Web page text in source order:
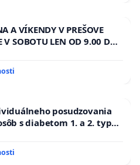
A VÍKENDY V PREŠOVE
V SOBOTU LEN OD 9.00 DO
TÝŽDEŇ CIEĽ 8.00 – 18.00
posudzovania
s diabetom 1. a 2. typu
zboru SR